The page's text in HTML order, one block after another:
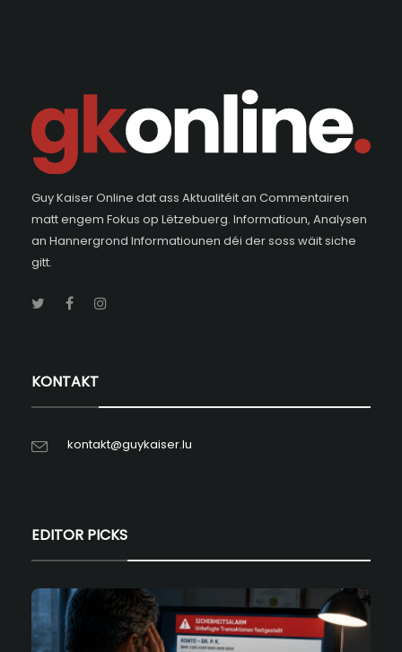
Guy Kaiser Online dat ass Aktualitéit an Commentairen
matt engem Fokus op Lëtzebuerg. Informatioun, Analysen
an Hannergrond Informatiounen déi der soss wäit siche
gitt.
KONTAKT
kontakt@guykaiser.lu
EDITOR PICKS